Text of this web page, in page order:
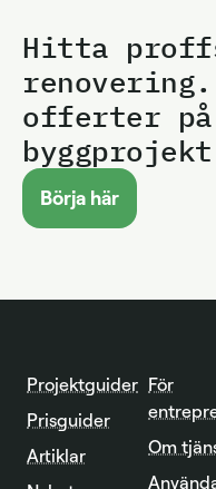
Hitta
offerter
Börja här
Projektguider
Prisguider
Artiklar
För
Om